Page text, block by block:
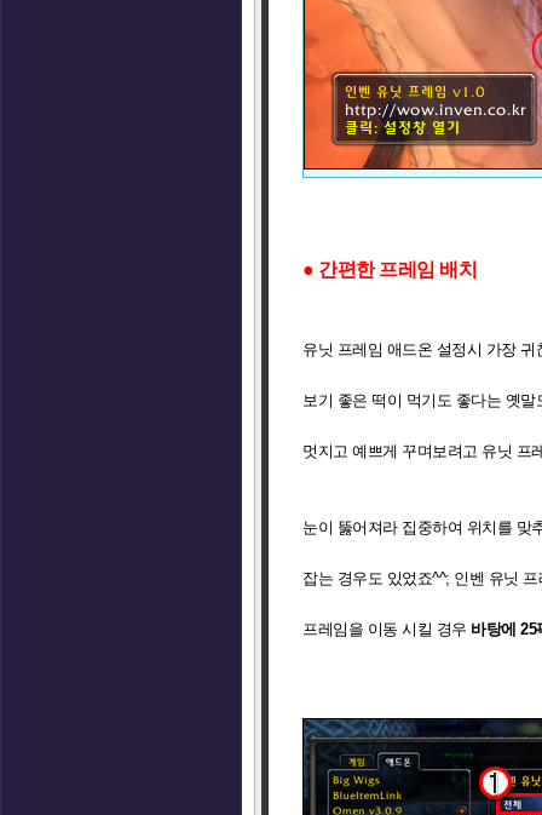
● 간편한 프레임 배치
유닛 프레임 애드온 설정시 가장
보기 좋은 떡이 먹기도 좋다는 옛
멋지고 예쁘게 꾸며보려고 유닛 프
눈이 뚫어져라 집중하여 위치를 맞
잡는 경우도 있었죠^^; 인벤 유닛
프레임을 이동 시킬 경우 바탕에